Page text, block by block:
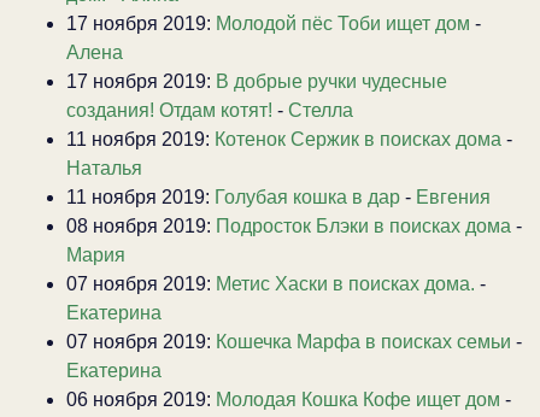
17 ноября 2019: Молодой пёс Тоби ищет дом -
Алена
17 ноября 2019: В добрые ручки чудесные
создания! Отдам котят! - Стелла
11 ноября 2019: Котенок Сержик в поисках дома -
Наталья
11 ноября 2019: Голубая кошка в дар - Евгения
08 ноября 2019: Подросток Блэки в поисках дома -
Мария
07 ноября 2019: Метис Хаски в поисках дома. -
Екатерина
07 ноября 2019: Кошечка Марфа в поисках семьи -
Екатерина
06 ноября 2019: Молодая Кошка Кофе ищет дом -